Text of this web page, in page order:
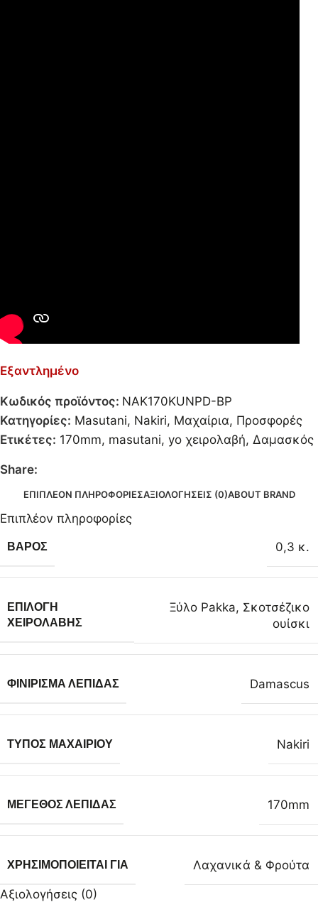
Εξαντλημένο
Κωδικός προϊόντος: NAK170KUNPD-BP
Κατηγορίες: Masutani, Nakiri, Μαχαίρια, Προσφορές
Ετικέτες: 170mm, masutani, yo χειρολαβή, Δαμασκός
Share:
ΕΠΙΠΛΈΟΝ ΠΛΗΡΟΦΟΡΊΕΣΑΞΙΟΛΟΓΉΣΕΙΣ (0)ABOUT BRAND
Επιπλέον πληροφορίες
ΒΆΡΟΣ 0,3 κ.
ΕΠΙΛΟΓΉ
ΧΕΙΡΟΛΑΒΉΣ
Ξύλο Pakka, Σκοτσέζικο
ουίσκι
ΦΙΝΊΡΙΣΜΑ ΛΕΠΊΔΑΣ Damascus
ΤΎΠΟΣ ΜΑΧΑΙΡΙΟΎ Nakiri
ΜΈΓΕΘΟΣ ΛΕΠΊΔΑΣ 170mm
ΧΡΗΣΙΜΟΠΟΙΕΊΤΑΙ ΓΙΑ Λαχανικά & Φρούτα
Αξιολογήσεις (0)